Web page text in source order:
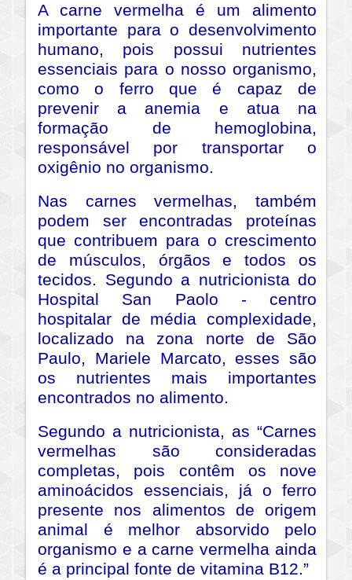
A carne vermelha é um alimento
importante para o desenvolvimento
humano, pois possui nutrientes
essenciais para o nosso organismo,
como o ferro que é capaz de
prevenir a anemia e atua na
formação de hemoglobina,
responsável por transportar o
oxigênio no organismo.
Nas carnes vermelhas, também
podem ser encontradas proteínas
que contribuem para o crescimento
de músculos, órgãos e todos os
tecidos. Segundo a nutricionista do
Hospital San Paolo - centro
hospitalar de média complexidade,
localizado na zona norte de São
Paulo, Mariele Marcato, esses são
os nutrientes mais importantes
encontrados no alimento.
Segundo a nutricionista, as “Carnes
vermelhas são consideradas
completas, pois contêm os nove
aminoácidos essenciais, já o ferro
presente nos alimentos de origem
animal é melhor absorvido pelo
organismo e a carne vermelha ainda
é a principal fonte de vitamina B12.”